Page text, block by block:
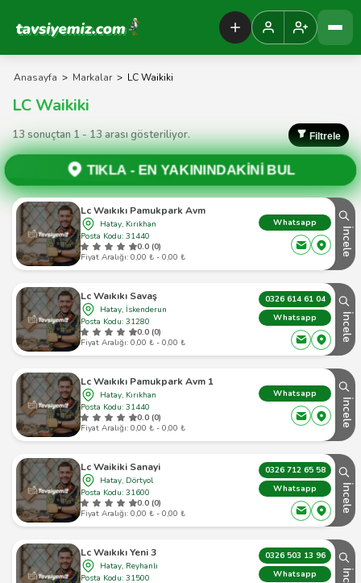
Tavsiyemiz Anasayfa
Anasayfa > Markalar > LC Waikiki
LC Waikiki
13 sonuçtan 1 - 13 arası gösteriliyor. Filtrele
TIKLA - EN YAKININDAKİNİ BUL
Lc Waıkıkı Pamukpark Avm
Hatay, Kırıkhan
Posta Kodu: 31440
0.0 (0)
Fiyat Aralığı: 0,00 ₺ - 0,00 ₺
Whatsapp
İncele
Lc Waıkıkı Savaş
Hatay, İskenderun
Posta Kodu: 31280
0.0 (0)
Fiyat Aralığı: 0,00 ₺ - 0,00 ₺
0326 614 61 04
Whatsapp
İncele
Lc Waıkıkı Pamukpark Avm 1
Hatay, Kırıkhan
Posta Kodu: 31440
0.0 (0)
Fiyat Aralığı: 0,00 ₺ - 0,00 ₺
Whatsapp
İncele
Lc Waikiki Sanayi
Hatay, Dörtyol
Posta Kodu: 31600
0.0 (0)
Fiyat Aralığı: 0,00 ₺ - 0,00 ₺
0326 712 65 58
Whatsapp
İncele
Lc Waıkıkı Yeni 3
Hatay, Reyhanlı
Posta Kodu: 31500
0326 503 13 96
Whatsapp